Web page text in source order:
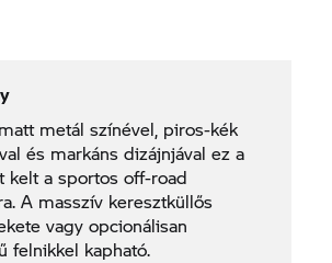
metál színével, piros-kék
és markáns dizájnjával ez a
kelt a sportos off-road
A masszív keresztküllős
vagy opcionálisan
felnikkel kapható.